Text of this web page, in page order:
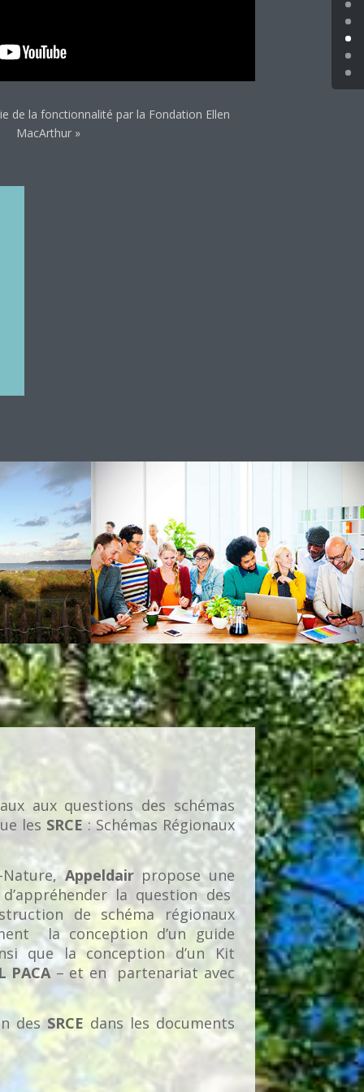
de la fonctionnalité par la Fondation Ellen
MacArthur »
aux questions des schémas
les SRCE: Schémas Régionaux
Nature,Appeldairpropose une
la question des
de schéma régionaux
la conception d’un guide
que la conception d’un Kit
PACA– et en partenariat avec
desSRCE dans les documents